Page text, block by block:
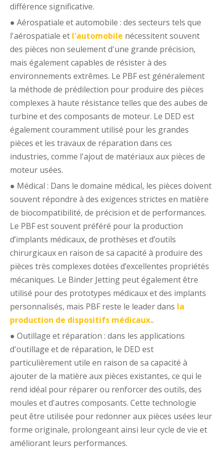
différence significative.
● Aérospatiale et automobile : des secteurs tels que
l'aérospatiale et l'automobile nécessitent souvent
des pièces non seulement d'une grande précision,
mais également capables de résister à des
environnements extrêmes. Le PBF est généralement
la méthode de prédilection pour produire des pièces
complexes à haute résistance telles que des aubes de
turbine et des composants de moteur. Le DED est
également couramment utilisé pour les grandes
pièces et les travaux de réparation dans ces
industries, comme l'ajout de matériaux aux pièces de
moteur usées.
● Médical : Dans le domaine médical, les pièces doivent
souvent répondre à des exigences strictes en matière
de biocompatibilité, de précision et de performances.
Le PBF est souvent préféré pour la production
d’implants médicaux, de prothèses et d’outils
chirurgicaux en raison de sa capacité à produire des
pièces très complexes dotées d’excellentes propriétés
mécaniques. Le Binder Jetting peut également être
utilisé pour des prototypes médicaux et des implants
personnalisés, mais PBF reste le leader dans la
production de dispositifs médicaux..
● Outillage et réparation : dans les applications
d'outillage et de réparation, le DED est
particulièrement utile en raison de sa capacité à
ajouter de la matière aux pièces existantes, ce qui le
rend idéal pour réparer ou renforcer des outils, des
moules et d'autres composants. Cette technologie
peut être utilisée pour redonner aux pièces usées leur
forme originale, prolongeant ainsi leur cycle de vie et
améliorant leurs performances.